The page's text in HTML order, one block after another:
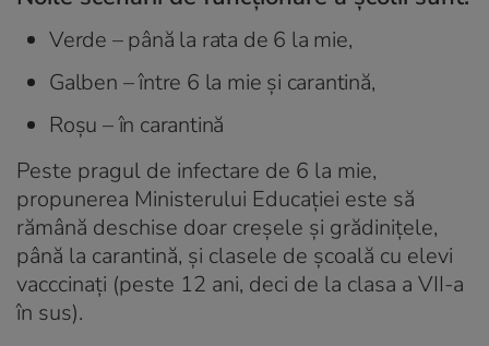
Verde – până la rata de 6 la mie,
Galben – între 6 la mie și carantină,
Roșu – în carantină
Peste pragul de infectare de 6 la mie,
propunerea Ministerului Educației este să
rămână deschise doar creșele și grădinițele,
până la carantină, și clasele de școală cu elevi
vacccinați (peste 12 ani, deci de la clasa a VII-a
în sus).